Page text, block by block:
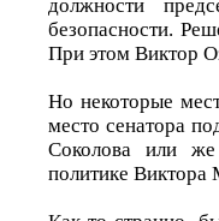
должности
безопасности.
При этом Виктор
Но некоторые
место сенатора
Соколова или же
политике Виктора